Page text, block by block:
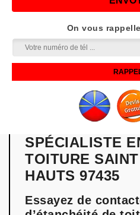
On vous
SPÉCIALISTE
TOITURE
HAUTS 97435
Essayez de